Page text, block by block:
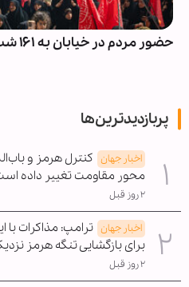
حضور مردم در خیابان به ۱۶۱ شب رسید
پربازدیدترین‌ها
اخبار جهان کنترل هرمز و
محور مقاومت تغییر داده
۲ روز قبل
اخبار جهان ترامپ: مذاکرات با
برای بازگشایی تنگه هرمز
۲ روز قبل